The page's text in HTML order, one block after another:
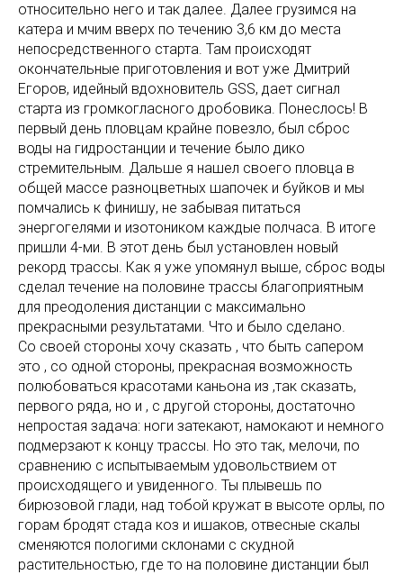
относительно него и так далее. Далее грузимся на
катера и мчим вверх по течению 3,6 км до места
непосредственного старта. Там происходят
окончательные приготовления и вот уже Дмитрий
Егоров, идейный вдохновитель GSS, дает сигнал
старта из громкогласного дробовика. Понеслось! В
первый день пловцам крайне повезло, был сброс
воды на гидростанции и течение было дико
стремительным. Дальше я нашел своего пловца в
общей массе разноцветных шапочек и буйков и мы
помчались к финишу, не забывая питаться
энергогелями и изотоником каждые полчаса. В итоге
пришли 4-ми. В этот день был установлен новый
рекорд трассы. Как я уже упомянул выше, сброс воды
сделал течение на половине трассы благоприятным
для преодоления дистанции с максимально
прекрасными результатами. Что и было сделано.
Со своей стороны хочу сказать , что быть сапером
это , со одной стороны, прекрасная возможность
полюбоваться красотами каньона из ,так сказать,
первого ряда, но и , с другой стороны, достаточно
непростая задача: ноги затекают, намокают и немного
подмерзают к концу трассы. Но это так, мелочи, по
сравнению с испытываемым удовольствием от
происходящего и увиденного. Ты плывешь по
бирюзовой глади, над тобой кружат в высоте орлы, по
горам бродят стада коз и ишаков, отвесные скалы
сменяются пологими склонами с скудной
растительностью, где то на половине дистанции был